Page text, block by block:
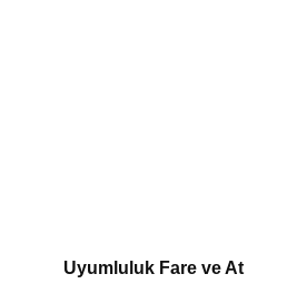
Uyumluluk Fare ve At